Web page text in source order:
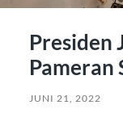
Presiden
Pameran
JUNI 21, 2022